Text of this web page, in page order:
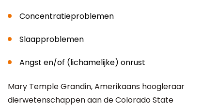
Concentratieproblemen
Slaapproblemen
Angst en/of (lichamelijke) onrust
Mary Temple Grandin, Amerikaans hoogleraar
dierwetenschappen aan de Colorado State